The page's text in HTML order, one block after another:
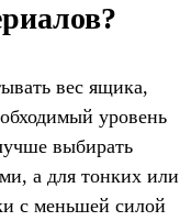
вес ящика,
уровень
выбирать
а для тонких или
с меньшей силой